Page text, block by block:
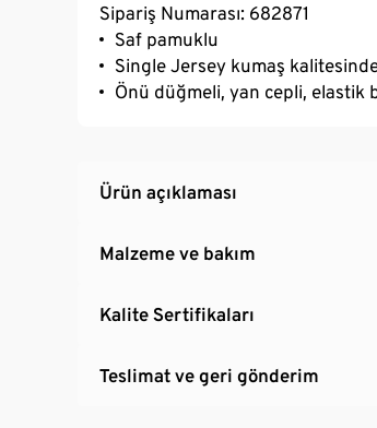
Sipariş Numarası: 682871
Saf pamuklu
Single Jersey kumaş
Önü düğmeli, yan cepli, elastik
Ürün açıklaması
Malzeme ve bakım
Kalite Sertifikaları
Teslimat ve geri gönderim